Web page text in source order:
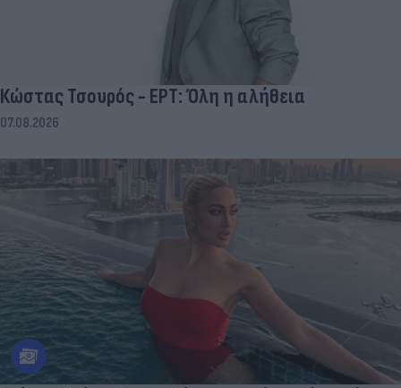
Κώστας Τσουρός - ΕΡΤ: Όλη η αλήθεια
07.08.2026